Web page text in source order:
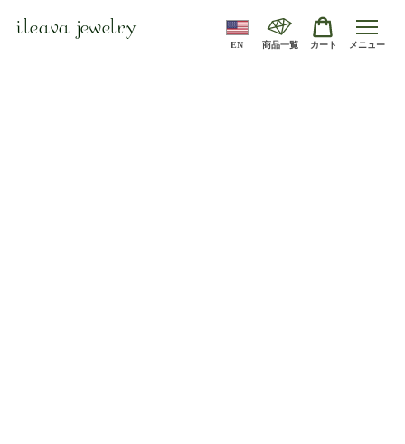
ileava jewelry
EN 商品一覧 カート メニュー